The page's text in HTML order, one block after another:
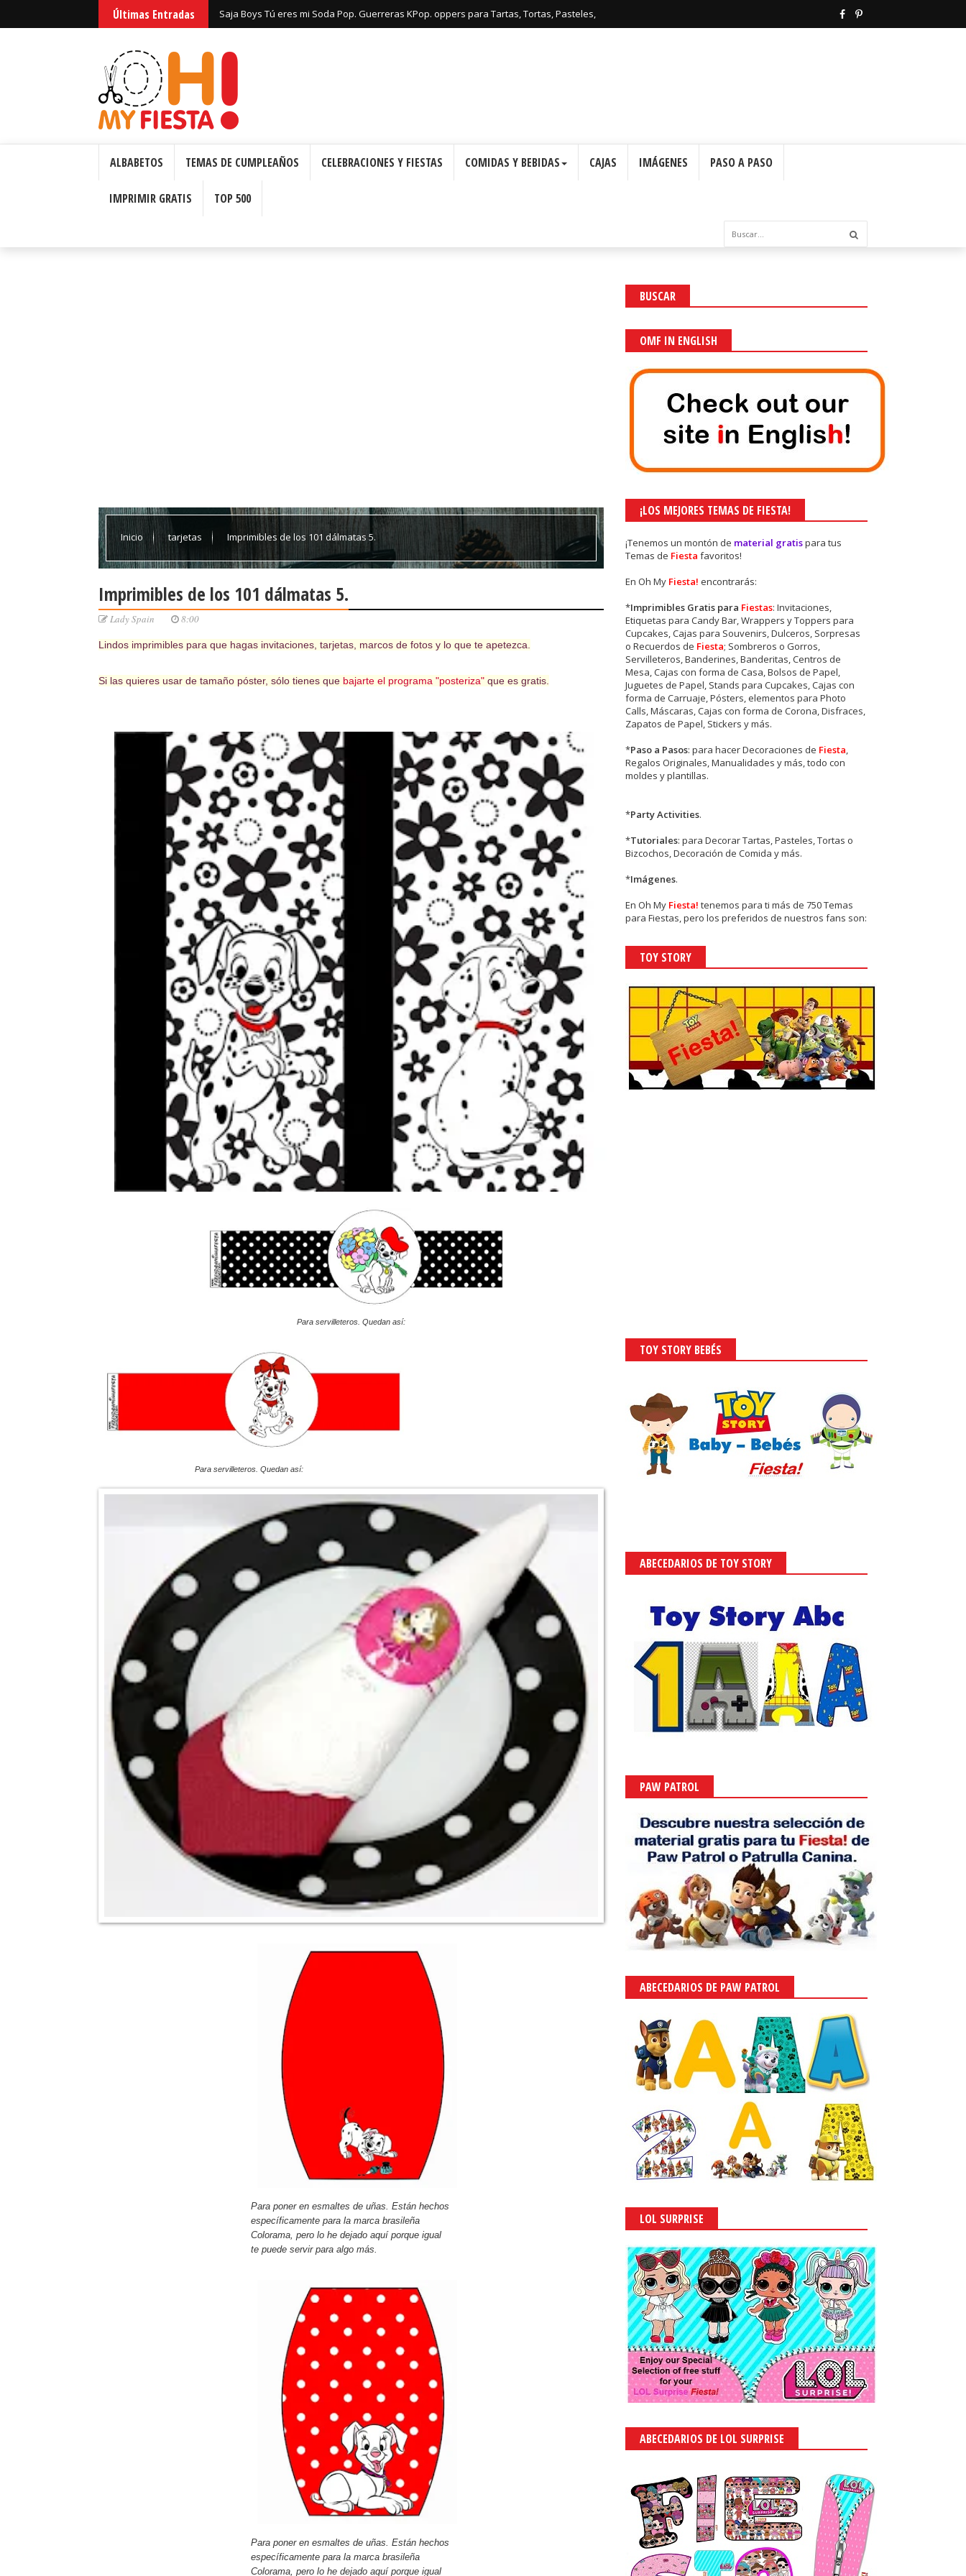
Últimas Entradas
Saja Boys Tú eres mi Soda Pop. Guerreras KPop. oppers para Tartas, Tortas, Pasteles,
Huntrix Guerreras Kpop: Cajas con Forma de Corona para Imprimir Gratis.
ALBABETOS TEMAS DE CUMPLEAÑOS CELEBRACIONES Y FIESTAS COMIDAS Y BEBIDAS CAJAS IMÁGENES PASO A PASO
IMPRIMIR GRATIS TOP 500
Inicio tarjetas Imprimibles de los 101 dálmatas 5.
Imprimibles de los 101 dálmatas 5.
Lady Spain 8:00
Lindos imprimibles para que hagas invitaciones, tarjetas, marcos de fotos y lo que te apetezca.
Si las quieres usar de tamaño póster, sólo tienes que bajarte el programa "posteriza" que es gratis.
Para servilleteros. Quedan así:
Para servilleteros. Quedan así:
Para poner en esmaltes de uñas. Están hechos
específicamente para la marca brasileña
Colorama, pero lo he dejado aquí porque igual
te puede servir para algo más.
Para poner en esmaltes de uñas. Están hechos
específicamente para la marca brasileña
Colorama, pero lo he dejado aquí porque igual
BUSCAR
OMF IN ENGLISH
¡LOS MEJORES TEMAS DE FIESTA!
¡Tenemos un montón de material gratispara tus
Temas de Fiestafavoritos!
En Oh My Fiesta!encontrarás:
*Imprimibles Gratis para Fiestas: Invitaciones,
Etiquetas para Candy Bar, Wrappers y Toppers para
Cupcakes, Cajas para Souvenirs, Dulceros, Sorpresas
o Recuerdos de Fiesta; Sombreros o Gorros,
Servilleteros, Banderines, Banderitas, Centros de
Mesa, Cajas con forma de Casa, Bolsos de Papel,
Juguetes de Papel, Stands para Cupcakes, Cajas con
forma de Carruaje, Pósters, elementos para Photo
Calls, Máscaras, Cajas con forma de Corona, Disfraces,
Zapatos de Papel, Stickers y más.
*Paso a Pasos: para hacer Decoraciones de Fiesta,
Regalos Originales, Manualidades y más, todo con
moldes y plantillas.
*Party Activities.
*Tutoriales: para Decorar Tartas, Pasteles, Tortas o
Bizcochos, Decoración de Comida y más.
*Imágenes.
EnOh My Fiesta! tenemos para ti más de 750 Temas
para Fiestas, pero los preferidos de nuestros fans son:
TOY STORY
TOY STORY BEBÉS
ABECEDARIOS DE TOY STORY
PAW PATROL
ABECEDARIOS DE PAW PATROL
LOL SURPRISE
ABECEDARIOS DE LOL SURPRISE